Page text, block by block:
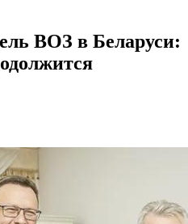
ВОЗ в Беларуси: